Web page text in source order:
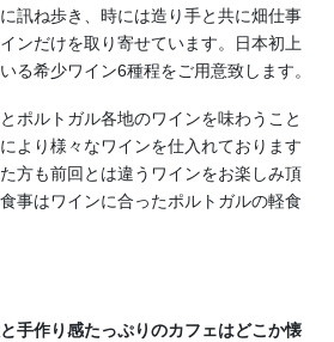
訊ね歩き、時には造り手と共に畑仕事
ンだけを取り寄せています。日本初上
る希少ワイン6種程をご用意致します。
ポルトガル各地のワインを味わうこと
より様々なワインを仕入れております
方も前回とは違うワインをお楽しみ頂
事はワインに合ったポルトガルの軽食
手作り感たっぷりのカフェはどこか懐